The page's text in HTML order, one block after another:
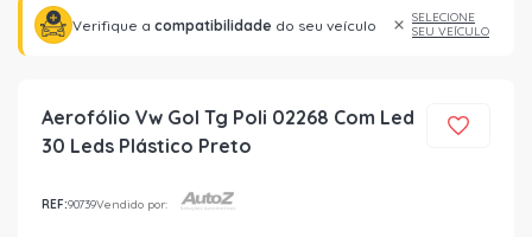
Verifique a compatibilidade do seu veículo
SELECIONE
SEU VEÍCULO
Aerofólio Vw Gol Tg Poli 02268 Com Led
30 Leds Plástico Preto
REF:90739Vendido por: